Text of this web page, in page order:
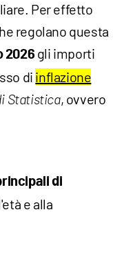
Per effetto
regolano questa
2026 gli importi
di inflazione
Statistica, ovvero
di
e alla